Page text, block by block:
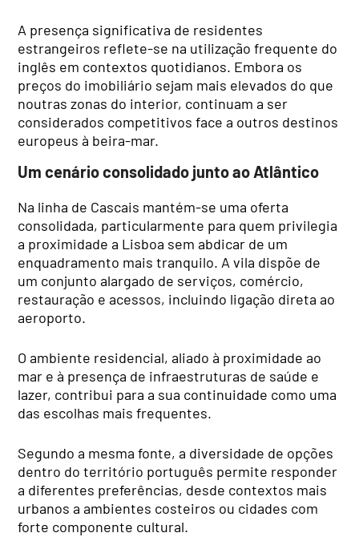
A presença significativa de residentes
estrangeiros reflete-se na utilização frequente do
inglês em contextos quotidianos. Embora os
preços do imobiliário sejam mais elevados do que
noutras zonas do interior, continuam a ser
considerados competitivos face a outros destinos
europeus à beira-mar.
Um cenário consolidado junto ao Atlântico
Na linha de Cascais mantém-se uma oferta
consolidada, particularmente para quem privilegia
a proximidade a Lisboa sem abdicar de um
enquadramento mais tranquilo. A vila dispõe de
um conjunto alargado de serviços, comércio,
restauração e acessos, incluindo ligação direta ao
aeroporto.
O ambiente residencial, aliado à proximidade ao
mar e à presença de infraestruturas de saúde e
lazer, contribui para a sua continuidade como uma
das escolhas mais frequentes.
Segundo a mesma fonte, a diversidade de opções
dentro do território português permite responder
a diferentes preferências, desde contextos mais
urbanos a ambientes costeiros ou cidades com
forte componente cultural.